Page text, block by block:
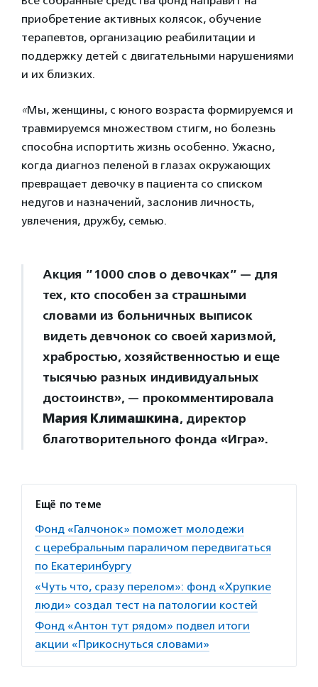
приобретение активных колясок, обучение
терапевтов, организацию реабилитации и
поддержку детей с двигательными нарушениями
и их близких.
«Мы, женщины, с юного возраста формируемся и
травмируемся множеством стигм, но болезнь
способна испортить жизнь особенно. Ужасно,
когда диагноз пеленой в глазах окружающих
превращает девочку в пациента со списком
недугов и назначений, заслонив личность,
увлечения, дружбу, семью.
Акция ”1000 слов о девочках” — для
тех, кто способен за страшными
словами из больничных выписок
видеть девчонок со своей харизмой,
храбростью, хозяйственностью и еще
тысячью разных индивидуальных
достоинств», — прокомментировала
Мария Климашкина, директор
благотворительного фонда «Игра».
Ещё по теме
Фонд «Галчонок» поможет молодежи
с церебральным параличом передвигаться
по Екатеринбургу
«Чуть что, сразу перелом»: фонд «Хрупкие
люди» создал тест на патологии костей
Фонд «Антон тут рядом» подвел итоги
акции «Прикоснуться словами»